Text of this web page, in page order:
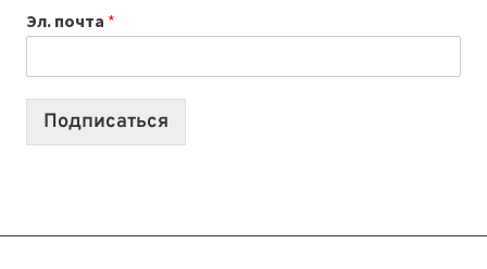
2026:
10
Эл. почта *
Подписаться